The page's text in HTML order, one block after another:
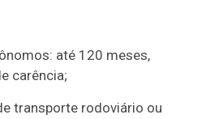
até 120 meses,
carência;
transporte rodoviário ou